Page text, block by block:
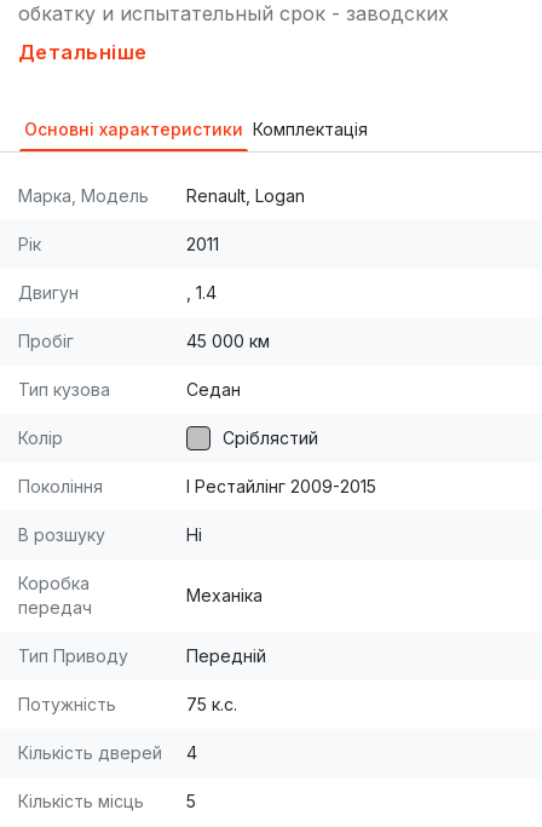
обкатку и испытательный срок - заводских
изъянов не выявлено; [br]- сделана полная
сигнализация Sheriff с обратной связью; [br]-
Евростандартам; [br]- установлена магнитола
Pioneer с USB, CD MP-3, AUX, RDS-radio; [br]-
не надо ближайшие 15 тыс.; [br]Состояние авто
идеальное, не требует ни каких вложений - будете
идеальный автомобиль для наших дорог и
бюджета. Экономичный и недорогой в
обслуживании. Просторный салон и огромный
багажник, то что надо для семьи и дальних
ТП 10. [br]Звоните, приезжайте смотрите -
останетесь довольны. [br]Реальному Покупателю
торг у авто.
Детальніше
Основні характеристики Комплектація
Марка, Модель Renault, Logan
Рік 2011
Двигун , 1.4
Пробіг 45 000 км
Тип кузова Седан
Колір Сріблястий
Покоління I Рестайлінг 2009-2015
В розшуку Ні
Коробка
передач
Механіка
Тип Приводу Передній
Потужність 75 к.с.
Кількість дверей 4
Кількість місць 5